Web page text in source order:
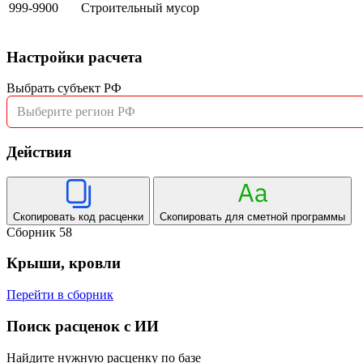
999-9900 Строительный мусор
Настройки расчета
Выбрать субъект РФ
Выберите регион РФ
Действия
Скопировать код расценки Скопировать для сметной программы
Сборник 58
Крыши, кровли
Перейти в сборник
Поиск расценок с ИИ
Найдите нужную расценку по базе